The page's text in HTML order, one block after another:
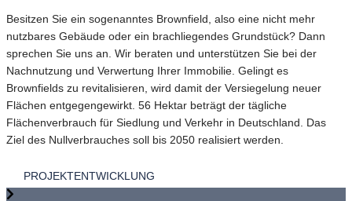
Besitzen Sie ein sogenanntes Brownfield, also eine nicht mehr
nutzbares Gebäude oder ein brachliegendes Grundstück? Dann
sprechen Sie uns an. Wir beraten und unterstützen Sie bei der
Nachnutzung und Verwertung Ihrer Immobilie. Gelingt es
Brownfields zu revitalisieren, wird damit der Versiegelung neuer
Flächen entgegengewirkt. 56 Hektar beträgt der tägliche
Flächenverbrauch für Siedlung und Verkehr in Deutschland. Das
Ziel des Nullverbrauches soll bis 2050 realisiert werden.
PROJEKTENTWICKLUNG